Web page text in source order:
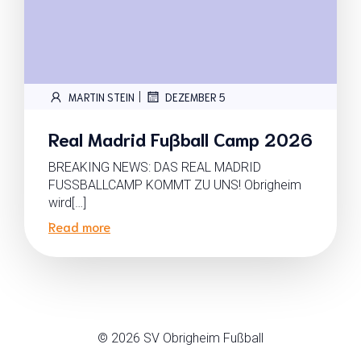
MARTIN STEIN DEZEMBER 5
Real Madrid Fußball Camp 2026
BREAKING NEWS: DAS REAL MADRID
FUSSBALLCAMP KOMMT ZU UNS! Obrigheim
wird[…]
Read more
© 2026 SV Obrigheim Fußball